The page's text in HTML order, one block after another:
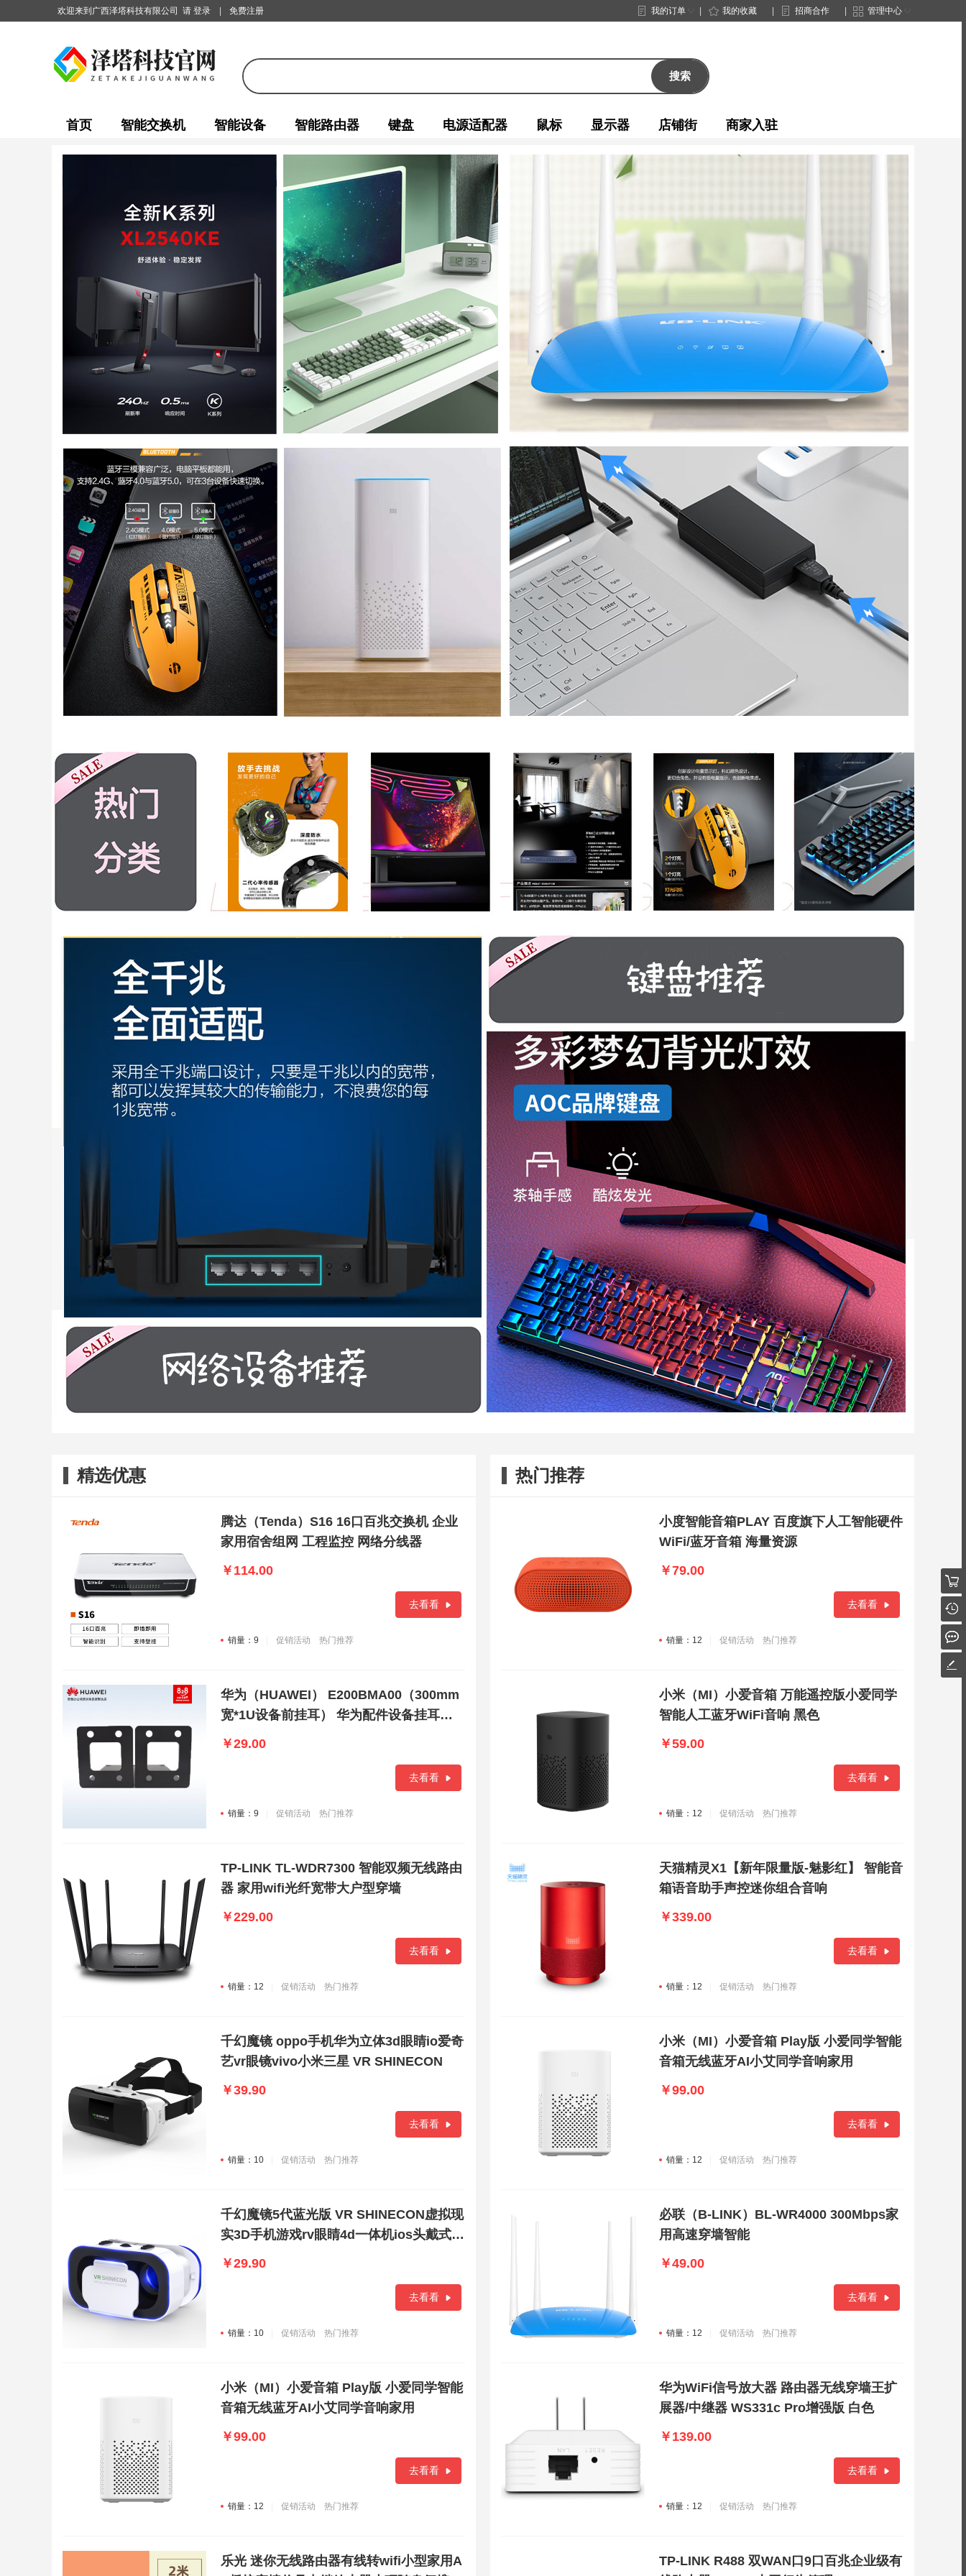
欢迎来到广西泽塔科技有限公司 请 登录 免费注册 我的订单 我的收藏 招商合作 管理中心
搜索
首页 智能交换机 智能设备 智能路由器 键盘 电源适配器 鼠标 显示器 店铺街 商家入驻
精选优惠
腾达（Tenda）S16 16口百兆交换机 企业
家用宿舍组网 工程监控 网络分线器
￥114.00
去看看
销量：9 促销活动 热门推荐
华为（HUAWEI） E200BMA00（300mm
宽*1U设备前挂耳） 华为配件设备挂耳设
备前挂耳（1对)
￥29.00
去看看
销量：9 促销活动 热门推荐
TP-LINK TL-WDR7300 智能双频无线路由
器 家用wifi光纤宽带大户型穿墙
￥229.00
去看看
销量：12 促销活动 热门推荐
千幻魔镜 oppo手机华为立体3d眼睛io爱奇
艺vr眼镜vivo小米三星 VR SHINECON
￥39.90
去看看
销量：10 促销活动 热门推荐
千幻魔镜5代蓝光版 VR SHINECON虚拟现
实3D手机游戏rv眼睛4d一体机ios头戴式ar
头盔
￥29.90
去看看
销量：10 促销活动 热门推荐
小米（MI）小爱音箱 Play版 小爱同学智能
音箱无线蓝牙AI小艾同学音响家用
￥99.00
去看看
销量：12 促销活动 热门推荐
乐光 迷你无线路由器有线转wifi小型家用A
热门推荐
小度智能音箱PLAY 百度旗下人工智能硬件
WiFi/蓝牙音箱 海量资源
￥79.00
去看看
销量：12 促销活动 热门推荐
小米（MI）小爱音箱 万能遥控版小爱同学
智能人工蓝牙WiFi音响 黑色
￥59.00
去看看
销量：12 促销活动 热门推荐
天猫精灵X1【新年限量版-魅影红】 智能音
箱语音助手声控迷你组合音响
￥339.00
去看看
销量：12 促销活动 热门推荐
小米（MI）小爱音箱 Play版 小爱同学智能
音箱无线蓝牙AI小艾同学音响家用
￥99.00
去看看
销量：12 促销活动 热门推荐
必联（B-LINK）BL-WR4000 300Mbps家
用高速穿墙智能
￥49.00
去看看
销量：12 促销活动 热门推荐
华为WiFi信号放大器 路由器无线穿墙王扩
展器/中继器 WS331c Pro增强版 白色
￥139.00
去看看
销量：12 促销活动 热门推荐
TP-LINK R488 双WAN口9口百兆企业级有